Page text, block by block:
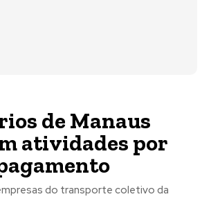
de Manaus
atividades por
do transporte coletivo da